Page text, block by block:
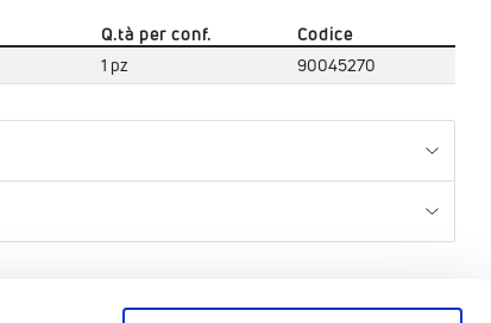
Q.tà per conf.
Codice
1 pz 90045270